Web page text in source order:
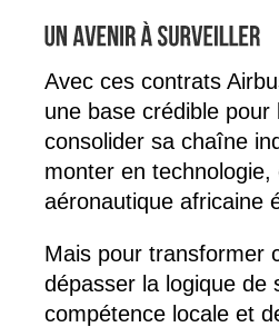
Avec ces contrats
une base crédible pour
consolider sa chaîne
monter en technologie,
aéronautique africaine
Mais pour transformer
dépasser la logique de
compétence locale et